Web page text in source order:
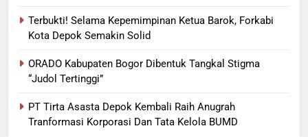
Terbukti! Selama Kepemimpinan Ketua Barok, Forkabi
Kota Depok Semakin Solid
ORADO Kabupaten Bogor Dibentuk Tangkal Stigma
“Judol Tertinggi”
PT Tirta Asasta Depok Kembali Raih Anugrah
Tranformasi Korporasi Dan Tata Kelola BUMD